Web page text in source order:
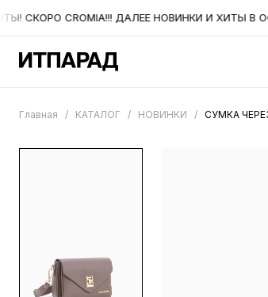
СКОРО CROMIA!!! ДАЛЕЕ НОВИНКИ И ХИТЫ В
Главная / КАТАЛОГ / НОВИНКИ / СУМКА